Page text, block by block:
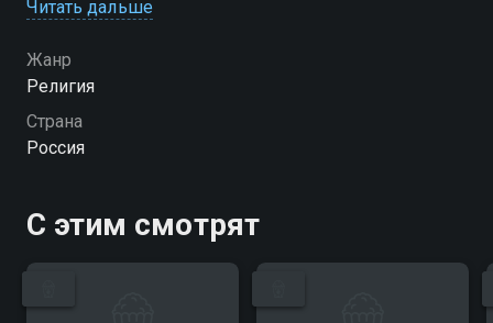
духовной жизни как каждого отдельного человека,
Читать дальше
Жанр
Религия
Страна
Россия
С этим смотрят